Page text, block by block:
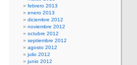
febrero 2013
enero 2013
diciembre 2012
noviembre 2012
octubre 2012
septiembre 2012
agosto 2012
julio 2012
junio 2012